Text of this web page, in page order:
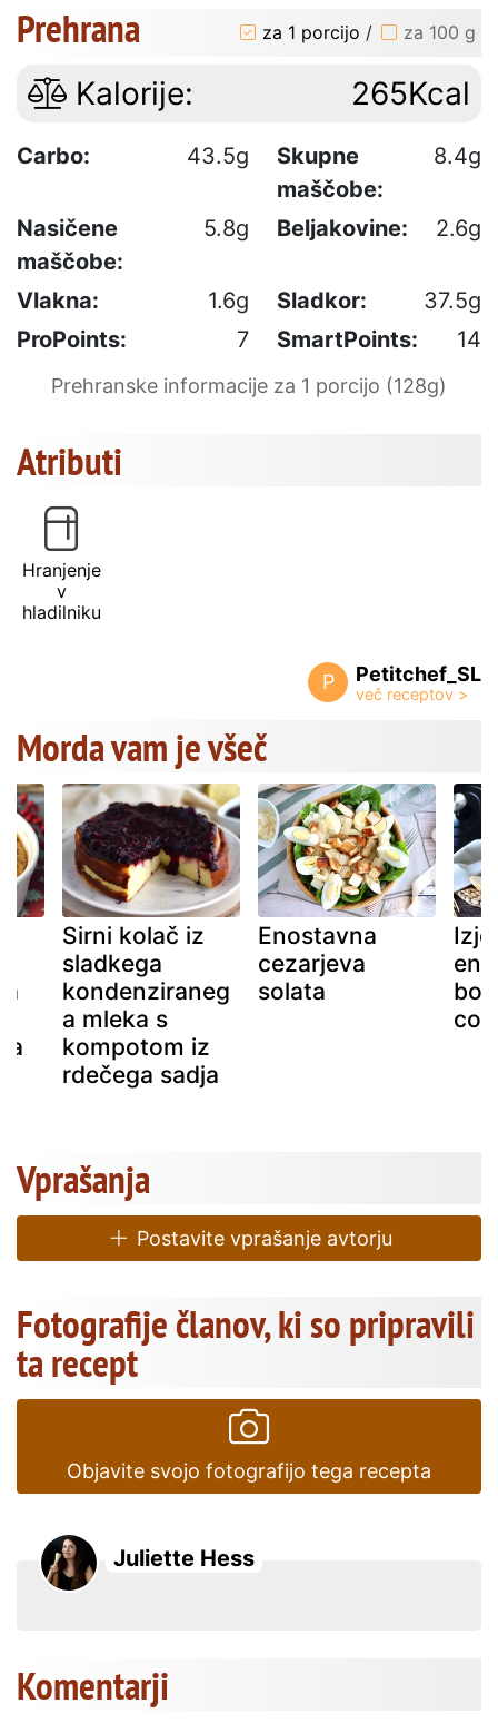
Prehrana za 1 porcijo / za 100 g
Kalorije: 265Kcal
Carbo: 43.5g
Skupne
maščobe:
8.4g
Nasičene
maščobe:
5.8g Beljakovine: 2.6g
Vlakna: 1.6g Sladkor:
37.5g
ProPoints:
7 SmartPoints: 14
Prehranske informacije za 1 porcijo (128g)
Atributi
Hranjenje
v
hladilniku
P Petitchef_SL
Morda vam je všeč
Sirni kolač iz
sladkega
kondenziraneg
a mleka s
kompotom iz
rdečega sadja
Enostavna
cezarjeva
solata
Vprašanja
Postavite vprašanje avtorju
Fotografije članov, ki so pripravili
ta recept
Objavite svojo fotografijo tega recepta
Juliette Hess
Komentarji